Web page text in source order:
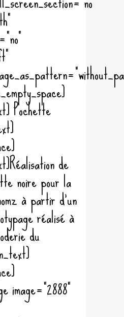
Pochette
de
noire pour la
à partir d'un
réalisé à
du
image="2888"